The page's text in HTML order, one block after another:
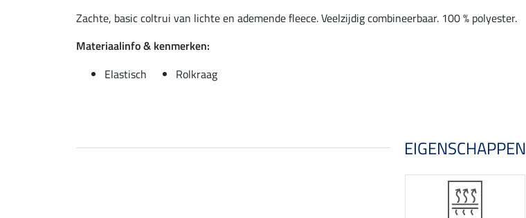
Zachte, basic coltrui van lichte en ademende fleece. Veelzijdig combineerbaar. 100 % polyester.
Materiaalinfo & kenmerken:
Elastisch
Rolkraag
EIGENSCHAPPEN